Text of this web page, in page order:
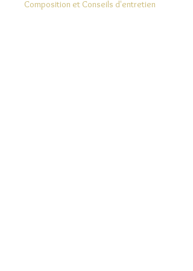
Composition et Conseils d'entretien